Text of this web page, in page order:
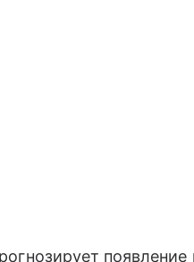
появление